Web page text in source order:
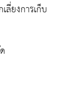
ยงการเก็บ